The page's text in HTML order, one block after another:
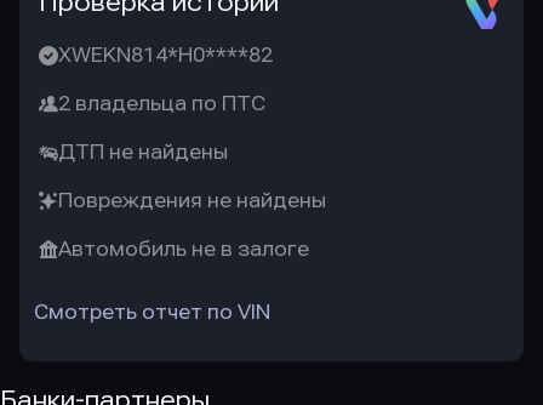
XWEKN814*H0****82
2 владельца по ПТС
ДТП не найдены
Повреждения не найдены
Автомобиль не в залоге
Смотреть отчет по VIN